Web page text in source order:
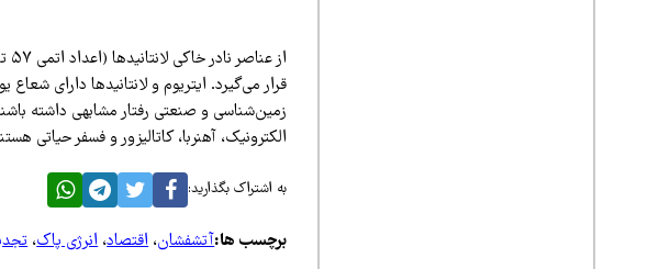
قرار می‌گیرد. ایتریوم و لانتانیدها دارای
زمین‌شناسی و صنعتی رفتار مشابهی داشته
الکترونیک، آهنربا، کاتالیزور و فسفر حیاتی
به اشتراک بگذارید:
برچسب ها:آتشفشان،اقتصاد،انرژی پاک،